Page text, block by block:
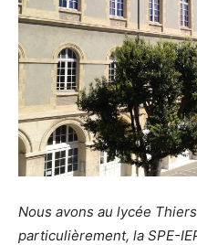
Nous avons au lycée
particulièrement, la SPE-